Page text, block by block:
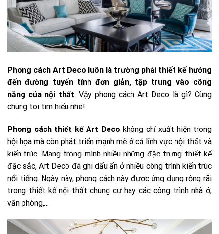
Phong cách Art Deco luôn là trường phái thiết kế hướng
đến đường tuyến tính đơn giản, tập trung vào công
năng của nội thất. Vậy phong cách Art Deco là gì? Cùng
chúng tôi tìm hiểu nhé!
Phong cách thiết kế Art Deco không chỉ xuất hiện trong
hội họa mà còn phát triển mạnh mẽ ở cả lĩnh vực nội thất và
kiến trúc. Mang trong mình nhiều những đặc trưng thiết kế
đặc sắc, Art Deco đã ghi dấu ấn ở nhiều công trình kiến trúc
nổi tiếng. Ngày này, phong cách này được ứng dụng rộng rãi
trong thiết kế nội thất chung cư hay các công trình nhà ở,
văn phòng,…